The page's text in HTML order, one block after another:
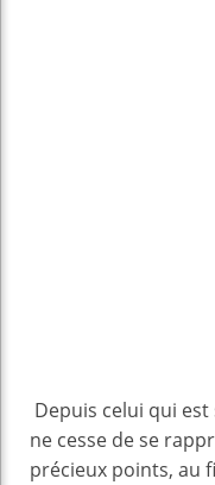
Depuis celui qui
ne cesse de se
précieux points, au